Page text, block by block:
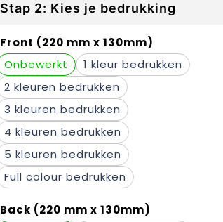
Stap 2: Kies je bedrukking
Front (220 mm x 130mm)
Onbewerkt
1
2
3
4
5
Full colour
Back (220 mm x 130mm)